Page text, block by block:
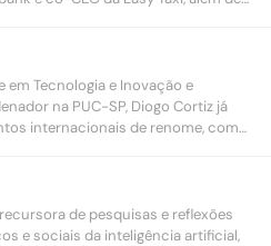
em Tecnologia e Inovação e
na PUC-SP, Diogo Cortiz já
internacionais de renome, como
de pesquisas e reflexões
e sociais da inteligência artificial,